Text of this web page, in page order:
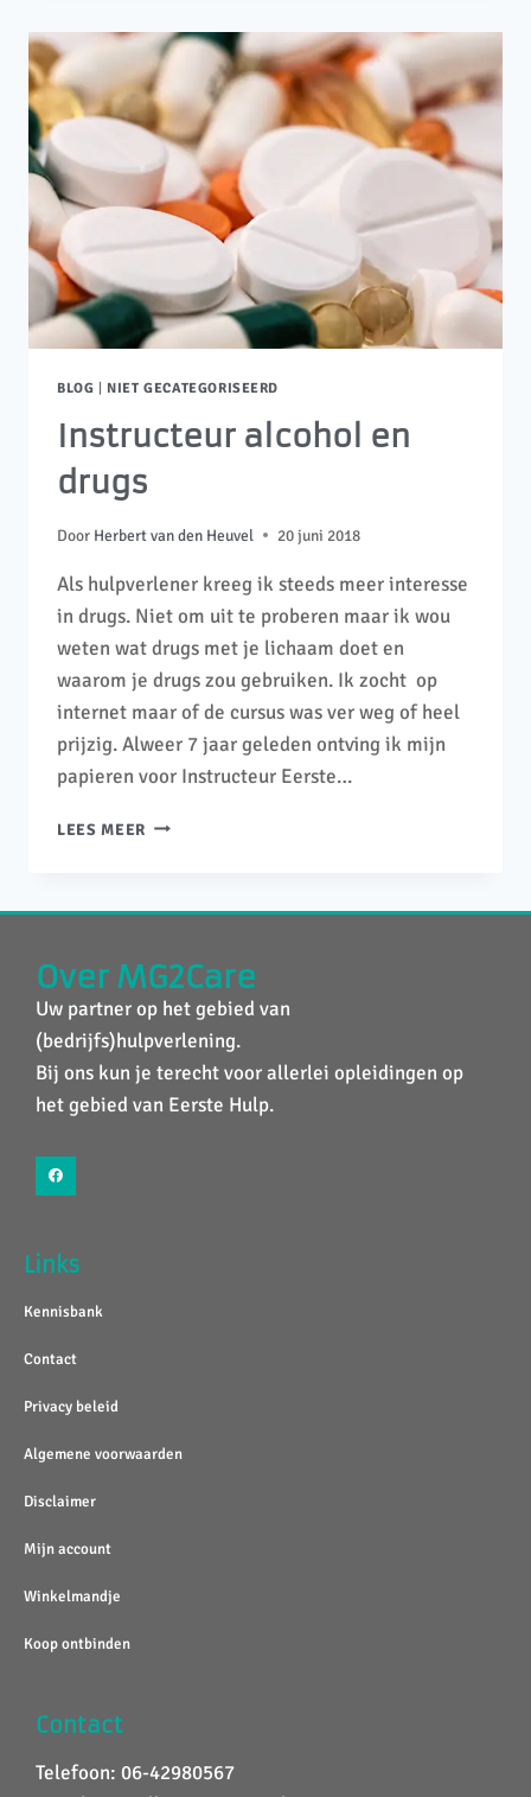
BLOG NIET GECATEGORISEERD
Instructeur alcohol en
drugs
Door Herbert van den Heuvel 20 juni 2018
Als hulpverlener kreeg ik steeds meer interesse
in drugs. Niet om uit te proberen maar ik wou
weten wat drugs met je lichaam doet en
waarom je drugs zou gebruiken. Ik zocht op
internet maar of de cursus was ver weg of heel
prijzig. Alweer 7 jaar geleden ontving ik mijn
papieren voor Instructeur Eerste…
LEES MEER
Over MG2Care
Uw partner op het gebied van
(bedrijfs)hulpverlening.
Bij ons kun je terecht voor allerlei opleidingen op
het gebied van Eerste Hulp.
Links
Kennisbank
Contact
Privacy beleid
Algemene voorwaarden
Disclaimer
Mijn account
Winkelmandje
Koop ontbinden
Contact
Telefoon: 06-42980567